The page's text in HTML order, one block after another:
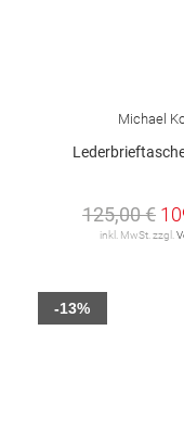
Michael
125,00 €
inkl. MwSt. zzgl.
-13%